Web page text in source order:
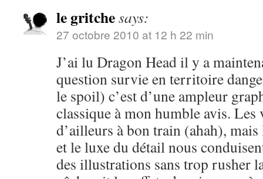
le gritchesays:
27 octobre 2010 at 12 h 22 min
J’ai lu Dragon Head il y a
question survie en territoire
le spoil) c’est d’une ampleur
classique à mon humble avis. Les
d’ailleurs à bon train (ahah),
et le luxe du détail nous
des illustrations sans trop rusher